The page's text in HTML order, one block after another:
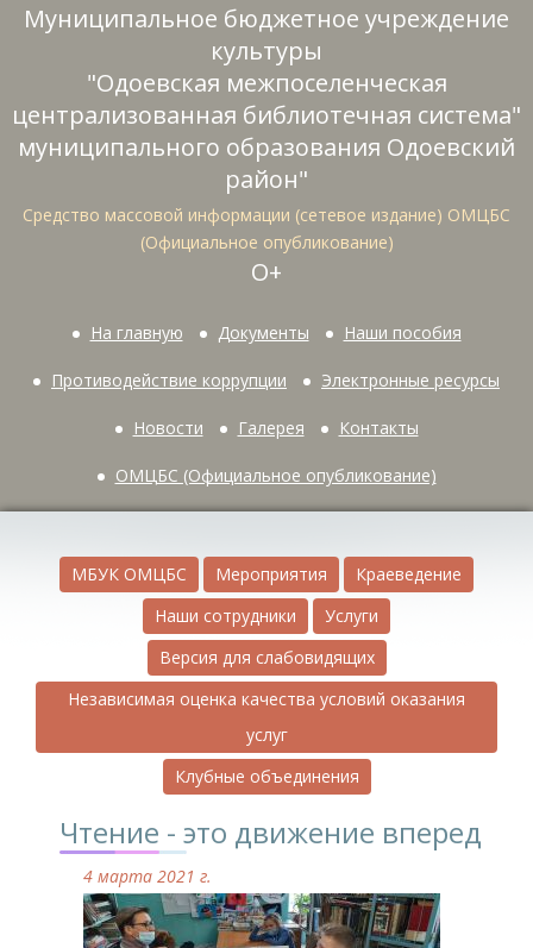
Муниципальное бюджетное учреждение
культуры
"Одоевская межпоселенческая
централизованная библиотечная система"
муниципального образования Одоевский
район"
Средство массовой информации (сетевое издание) ОМЦБС
(Официальное опубликование)
О+
На главную Документы Наши пособия
Противодействие коррупции Электронные ресурсы
Новости Галерея Контакты
ОМЦБС (Официальное опубликование)
МБУК ОМЦБС Мероприятия
Краеведение
Наши сотрудники
Услуги
Версия для слабовидящих
Независимая оценка качества условий оказания
услуг
Клубные объединения
Чтение - это движение вперед
4 марта 2021 г.